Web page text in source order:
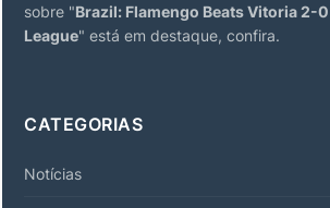
sobre "Brazil: Flamengo Beats Vitoria 2-
League" está em destaque, confira.
CATEGORIAS
Notícias